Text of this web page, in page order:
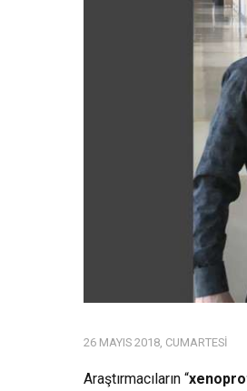
26 MAYIS 2018, CUMARTESI
Araştırmacıların “